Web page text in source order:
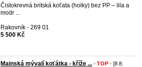
Čistokrevná britská koťata (holky) bez PP – lila a
modr ...
Rakovník - 269 01
5 500 Kč
Mainská mývalí koťátka - kříže ... - TOP - [8.8.